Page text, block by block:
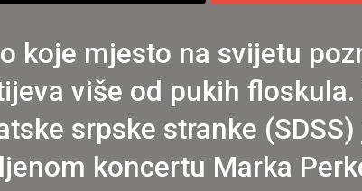
koje mjesto na svijetu
više od pukih floskula.
srpske stranke
koncertu Marka